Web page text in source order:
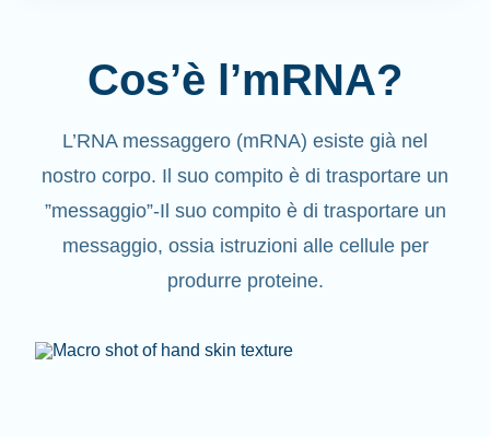
Cos’è l’mRNA?
L’RNA messaggero (mRNA) esiste già nel
nostro corpo. Il suo compito è di trasportare un
”messaggio”-Il suo compito è di trasportare un
messaggio, ossia istruzioni alle cellule per
produrre proteine.